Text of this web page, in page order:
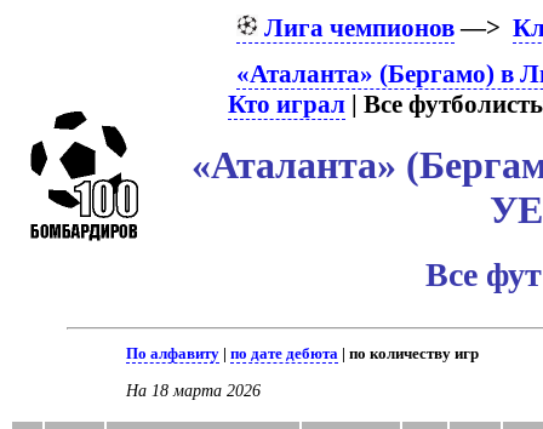
Лига чемпионов—>
«Аталанта» (Бергамо) в
Кто играл | Все
«Аталанта»
Все
По алфавиту |по дате дебюта | по количеству игр
На 18 марта 2026